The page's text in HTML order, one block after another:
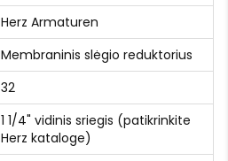
Herz Armaturen
Membraninis slėgio reduktorius
32
1 1/4" vidinis sriegis (patikrinkite
Herz kataloge)